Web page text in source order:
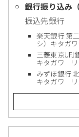
銀行振り込み
振込先銀行
楽天銀行 第
シ）キタガ
三菱東京UFJ
キタガワ リ
みずほ銀行
キタガワ リ